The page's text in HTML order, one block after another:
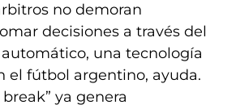
no demoran
decisiones a través del
una tecnología
el fútbol argentino, ayuda.
ya genera